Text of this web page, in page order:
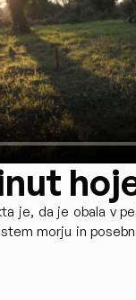
je, da je obala v
morju in